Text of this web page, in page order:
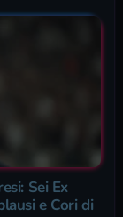
Sei Ex
e Cori di